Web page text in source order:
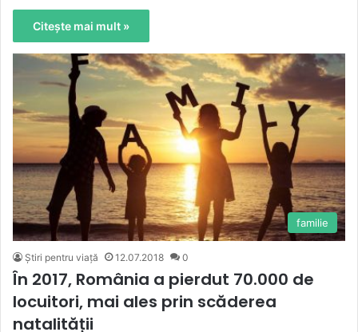
Citește mai mult »
familie
Știri pentru viață 12.07.2018 0
În 2017, România a pierdut 70.000 de
locuitori, mai ales prin scăderea
natalității